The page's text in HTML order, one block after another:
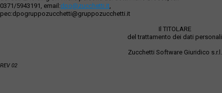
0371/5943191, email:dpo@zucchetti.it,
pec:dpogruppozucchetti@gruppozucchetti.it
Il TITOLARE
del trattamento dei dati personali
Zucchetti Software Giuridico s.r.l.
REV 02